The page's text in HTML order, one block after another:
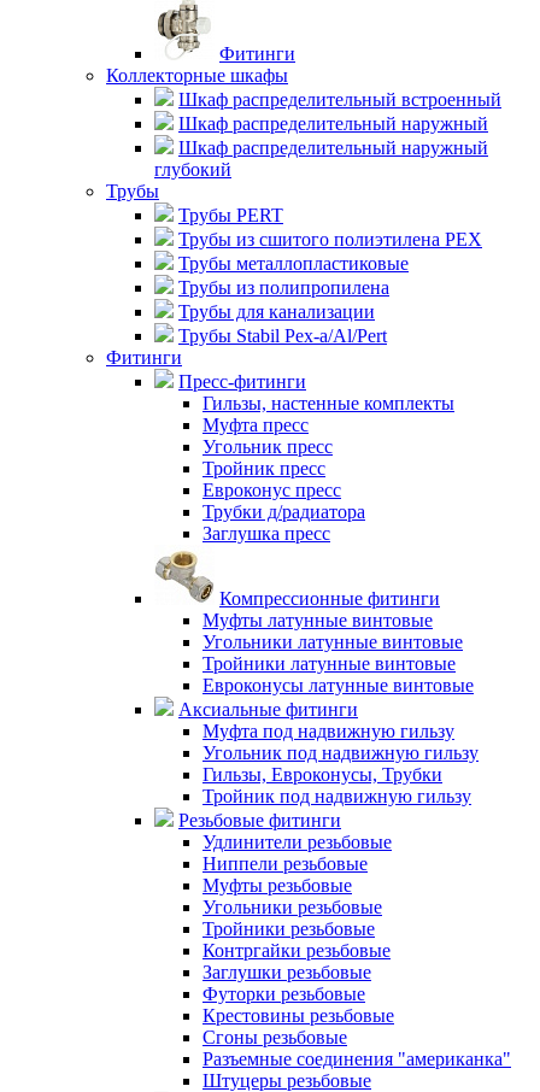
Фитинги
Коллекторные шкафы
Шкаф распределительный встроенный
Шкаф распределительный наружный
Шкаф распределительный наружный
глубокий
Трубы
Трубы PERT
Трубы из сшитого полиэтилена PEX
Трубы металлопластиковые
Трубы из полипропилена
Трубы для канализации
Трубы Stabil Pex-a/Al/Pert
Фитинги
Пресс-фитинги
Гильзы, настенные комплекты
Муфта пресс
Угольник пресс
Тройник пресс
Евроконус пресс
Трубки д/радиатора
Заглушка пресс
Компрессионные фитинги
Муфты латунные винтовые
Угольники латунные винтовые
Тройники латунные винтовые
Евроконусы латунные винтовые
Аксиальные фитинги
Муфта под надвижную гильзу
Угольник под надвижную гильзу
Гильзы, Евроконусы, Трубки
Тройник под надвижную гильзу
Резьбовые фитинги
Удлинители резьбовые
Ниппели резьбовые
Муфты резьбовые
Угольники резьбовые
Тройники резьбовые
Контргайки резьбовые
Заглушки резьбовые
Футорки резьбовые
Крестовины резьбовые
Сгоны резьбовые
Разъемные соединения "американка"
Штуцеры резьбовые